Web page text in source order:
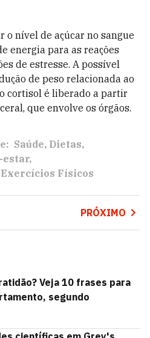
o nível de açúcar no sangue
energia para as reações
de estresse. A possível
de peso relacionada ao
cortisol é liberado a partir
que envolve os órgãos.
Saúde Dietas
estar
Exercícios Físicos
PRÓXIMO
Veja 10 frases para
segundo